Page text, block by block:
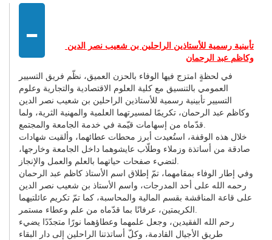
-
وكاظم عبد الرحمان
في لحظةٍ امتزج فيها الوفاء بالحزن العميق، نظّم فريق التسيير
العمومي بالتنسيق مع كلية العلوم الاقتصادية والتجارية وعلوم
التسيير تأبينية رسمية للأستاذين الراحلين بن شعيب نصر الدين
وكاظم عبد الرحمان، تكريمًا لمسيرتهما العلمية والمهنية الثرية، ولما
قدّماه من إسهامات قيّمة في خدمة الجامعة والمجتمع.
خلال هذه الوقفة، استُعيدت أبرز محطات عطائهما، وألقيت شهادات
صادقة من أساتذة وزملاء وطلّاب عايشوهما داخل الجامعة وخارجها،
لتضيء صفحات حياتهما بالعلم والعمل والإنجاز.
وفي إطار الوفاء بمقامهما، تمّ إطلاق اسم الأستاذ كاظم عبد الرحمان
رحمه الله على أحد المدرجات، واسم الأستاذ بن شعيب نصر الدين
على قاعة المناقشة بقسم المالية والمحاسبة، كما تمّ تكريم عائلتيهما
الكريمتين، عرفانًا بما قدّماه من علم وعطاء مستمر.
رحم الله الفقيدين، وجعل علمهما وعطاؤهما نورًا متجدّدًا يضيء
طريق الأجيال القادمة، وكلّ أساتذتنا الراحلين إلى دار البقاء